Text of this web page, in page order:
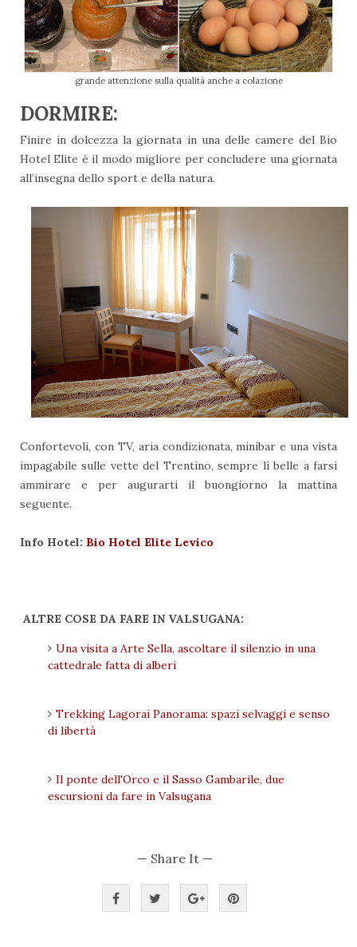
grande attenzione sulla qualità anche a colazione
DORMIRE:
Finire in dolcezza la giornata in una delle camere del Bio
Hotel Elite è il modo migliore per concludere una giornata
all’insegna dello sport e della natura.
Confortevoli, con TV, aria condizionata, minibar e una vista
impagabile sulle vette del Trentino, sempre lì belle a farsi
ammirare e per augurarti il buongiorno la mattina
seguente.
Info Hotel: Bio Hotel Elite Levico
ALTRE COSE DA FARE IN VALSUGANA:
Una visita a Arte Sella, ascoltare il silenzio in una
cattedrale fatta di alberi
Trekking Lagorai Panorama: spazi selvaggi e senso
di libertà
Il ponte dell'Orco e il Sasso Gambarile, due
escursioni da fare in Valsugana
— Share It —